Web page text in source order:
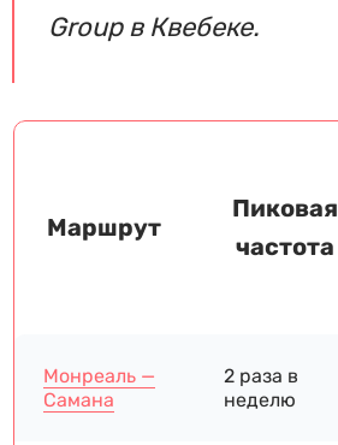
Group в Квебеке.
Маршрут
Пиковая
частота
Монреаль —
Самана
2 раза в
неделю